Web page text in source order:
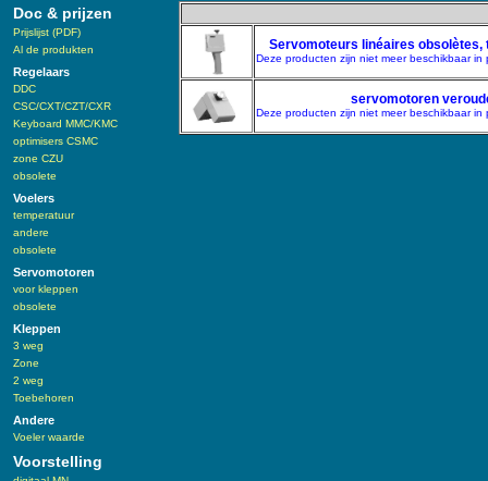
Doc & prijzen
Prijslijst (PDF)
Al de produkten
Regelaars
DDC
CSC/CXT/CZT/CXR
Keyboard MMC/KMC
optimisers CSMC
zone CZU
obsolete
Voelers
temperatuur
andere
obsolete
Servomotoren
voor kleppen
obsolete
Kleppen
3 weg
Zone
2 weg
Toebehoren
Andere
Voeler waarde
Voorstelling
Servomoteurs linéaires obsolètes,
Deze producten zijn niet meer beschikbaar
servomotoren
Deze producten zijn niet meer beschikbaar